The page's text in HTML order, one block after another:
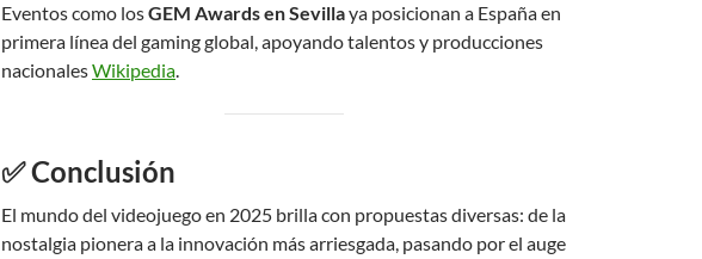
Eventos como losGEM Awards en Sevillaya posicionan a España en
primera línea del gaming global, apoyando talentos y producciones
nacionalesWikipedia.
✅ Conclusión
El mundo del videojuego en 2025 brilla con propuestas diversas: de la
nostalgia pionera a la innovación más arriesgada, pasando por el auge